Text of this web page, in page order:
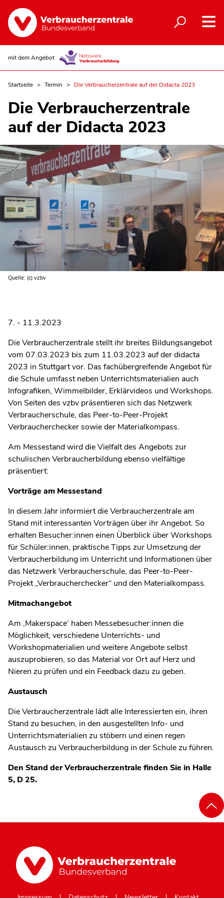
mit dem Angebot
Startseite Termin Die Verbraucherzentrale auf der Didacta 2023
Die Verbraucherzentrale
auf der Didacta 2023
Quelle: (c) vzbv
7. - 11.3.2023
Die Verbraucherzentrale stellt ihr breites Bildungsangebot
vom 07.03.2023 bis zum 11.03.2023 auf der didacta
2023 in Stuttgart vor. Das fachübergreifende Angebot für
die Schule umfasst neben Unterrichtsmaterialien auch
Infografiken, Wimmelbilder, Erklärvideos und Workshops.
Von Seiten des vzbv präsentieren sich das Netzwerk
Verbraucherschule, das Peer-to-Peer-Projekt
Verbraucherchecker sowie der Materialkompass.
Am Messestand wird die Vielfalt des Angebots zur
schulischen Verbraucherbildung ebenso vielfältige
präsentiert:
Vorträge am Messestand
In diesem Jahr informiert die Verbraucherzentrale am
Stand mit interessanten Vorträgen über ihr Angebot. So
erhalten Besucher:innen einen Überblick über Workshops
für Schüler:innen, praktische Tipps zur Umsetzung der
Verbraucherbildung im Unterricht und Informationen über
das Netzwerk Verbraucherschule, das Peer-to-Peer-
Projekt „Verbraucherchecker“ und den Materialkompass.
Mitmachangebot
Am ‚Makerspace‘ haben Messebesucher:innen die
Möglichkeit, verschiedene Unterrichts- und
Workshopmaterialien und weitere Angebote selbst
auszuprobieren, so das Material vor Ort auf Herz und
Nieren zu prüfen und ein Feedback dazu zu geben.
Austausch
Die Verbraucherzentrale lädt alle Interessierten ein, ihren
Stand zu besuchen, in den ausgestellten Info- und
Unterrichtsmaterialien zu stöbern und einen regen
Austausch zu Verbraucherbildung in der Schule zu führen.
Den Stand der Verbraucherzentrale finden Sie in Halle
5, D 25.